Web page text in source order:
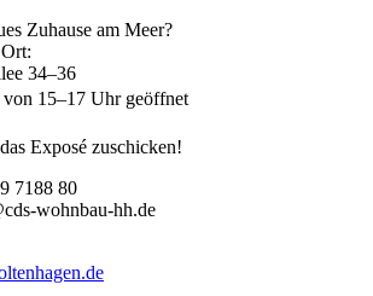
Zuhause am Meer?
34–36
15–17 Uhr geöffnet
Exposé zuschicken!
7188 80
wohnbau-hh.de